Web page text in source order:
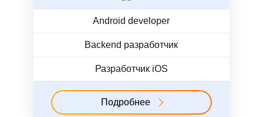
Android developer
Backend разработчик
Разработчик iOS
Подробнее